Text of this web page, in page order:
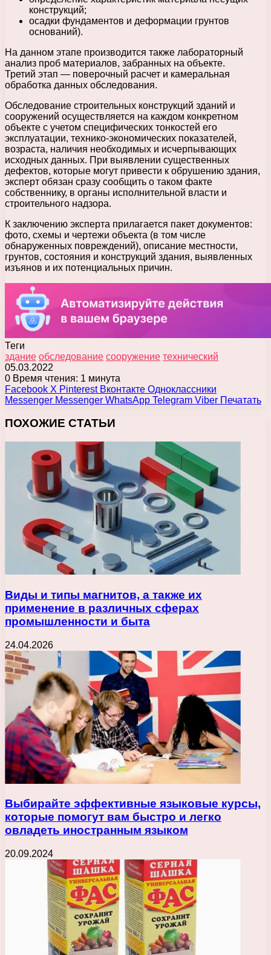
конструкций;
осадки фундаментов и деформации грунтов
оснований).
На данном этапе производится также лабораторный
анализ проб материалов, забранных на объекте.
Третий этап — поверочный расчет и камеральная
обработка данных обследования.
Обследование строительных конструкций зданий и
сооружений осуществляется на каждом конкретном
объекте с учетом специфических тонкостей его
эксплуатации, технико-экономических показателей,
возраста, наличия необходимых и исчерпывающих
исходных данных. При выявлении существенных
дефектов, которые могут привести к обрушению здания,
эксперт обязан сразу сообщить о таком факте
собственнику, в органы исполнительной власти и
строительного надзора.
К заключению эксперта прилагается пакет документов:
фото, схемы и чертежи объекта (в том числе
обнаруженных повреждений), описание местности,
грунтов, состояния и конструкций здания, выявленных
изъянов и их потенциальных причин.
Теги
здание обследование сооружение технический
05.03.2022
0 Время чтения: 1 минута
Facebook X Pinterest Вконтакте Одноклассники
Messenger Messenger WhatsApp Telegram Viber Печатать
ПОХОЖИЕ СТАТЬИ
Виды и типы магнитов, а также их
применение в различных сферах
промышленности и быта
24.04.2026
Выбирайте эффективные языковые курсы,
которые помогут вам быстро и легко
овладеть иностранным языком
20.09.2024